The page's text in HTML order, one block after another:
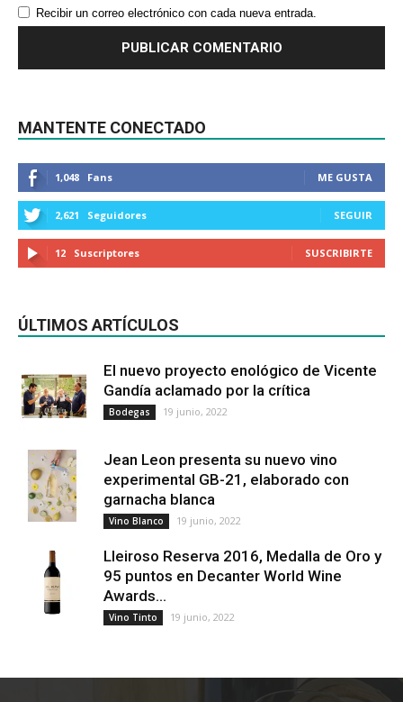
Recibir un correo electrónico con cada nueva entrada.
MANTENTE CONECTADO
1,048 Fans ME GUSTA
2,621 Seguidores SEGUIR
12 Suscriptores SUSCRIBIRTE
ÚLTIMOS ARTÍCULOS
El nuevo proyecto enológico de Vicente
Gandía aclamado por la crítica
Bodegas 19 junio, 2022
Jean Leon presenta su nuevo vino
experimental GB-21, elaborado con
garnacha blanca
Vino Blanco 19 junio, 2022
Lleiroso Reserva 2016, Medalla de Oro y
95 puntos en Decanter World Wine
Awards...
Vino Tinto 19 junio, 2022